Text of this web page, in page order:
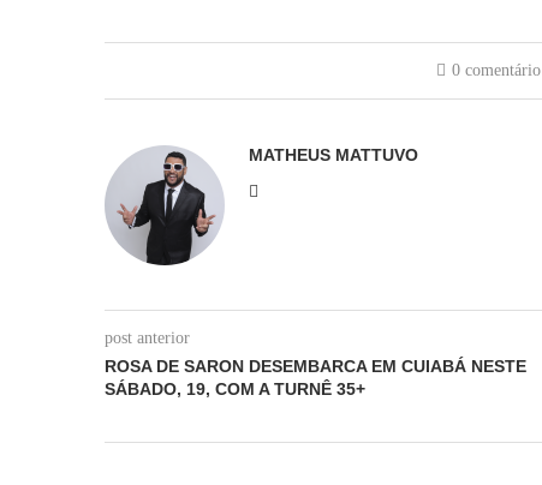
0 comentário
MATHEUS MATTUVO
post anterior
ROSA DE SARON DESEMBARCA EM CUIABÁ NESTE
SÁBADO, 19, COM A TURNÊ 35+